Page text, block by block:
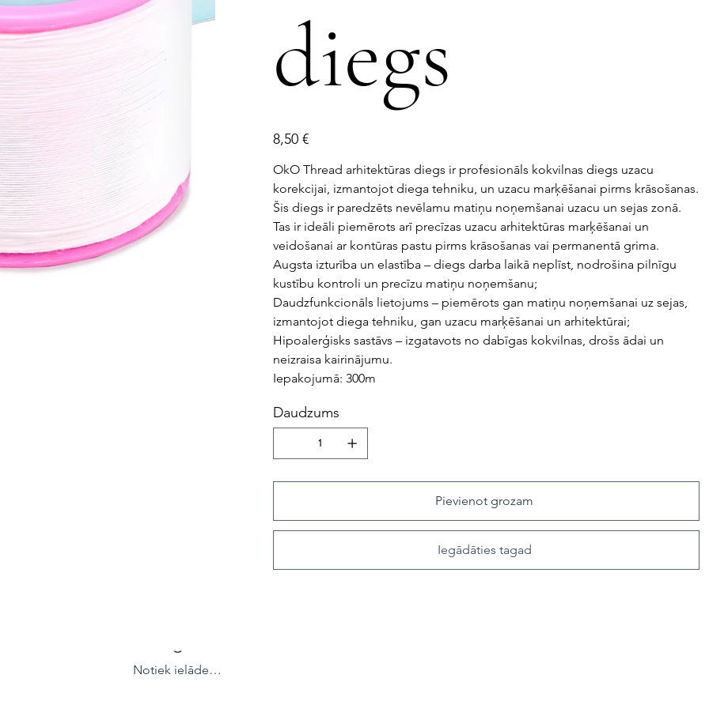
diegs
Cena
8,50 €
OkO Thread arhitektūras diegs ir profesionāls kokvilnas diegs uzacu
korekcijai, izmantojot diega tehniku, un uzacu marķēšanai pirms krāsošanas.
Šis diegs ir paredzēts nevēlamu matiņu noņemšanai uzacu un sejas zonā.
Tas ir ideāli piemērots arī precīzas uzacu arhitektūras marķēšanai un
veidošanai ar kontūras pastu pirms krāsošanas vai permanentā grima.
Augsta izturība un elastība – diegs darba laikā neplīst, nodrošina pilnīgu
kustību kontroli un precīzu matiņu noņemšanu;
Daudzfunkcionāls lietojums – piemērots gan matiņu noņemšanai uz sejas,
izmantojot diega tehniku, gan uzacu marķēšanai un arhitektūrai;
Hipoalerģisks sastāvs – izgatavots no dabīgas kokvilnas, drošs ādai un
neizraisa kairinājumu.
Iepakojumā: 300m
Daudzums
Pievienot grozam
Iegādāties tagad
Notiek ielāde…